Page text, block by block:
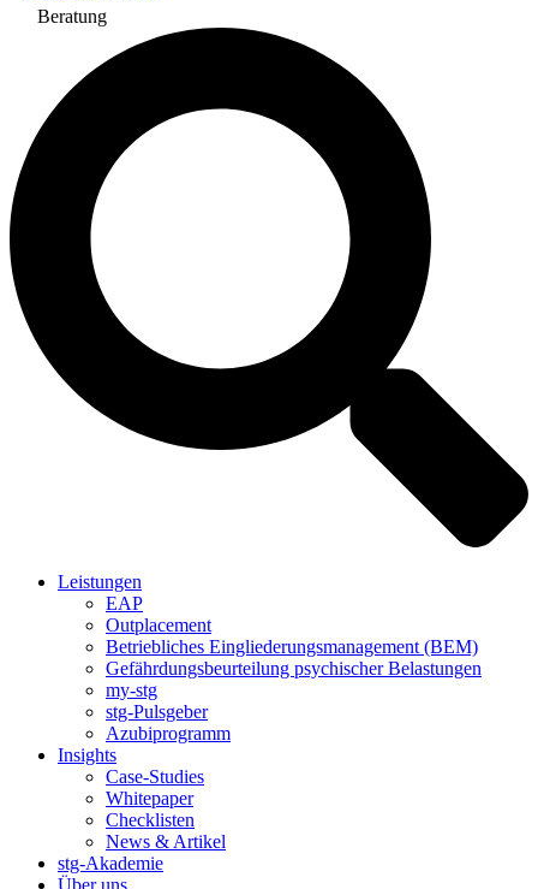
Beratung
Leistungen
EAP
Outplacement
Betriebliches Eingliederungsmanagement (BEM)
Gefährdungsbeurteilung psychischer Belastungen
my-stg
stg-Pulsgeber
Azubiprogramm
Insights
Case-Studies
Whitepaper
Checklisten
News & Artikel
stg-Akademie
Über uns